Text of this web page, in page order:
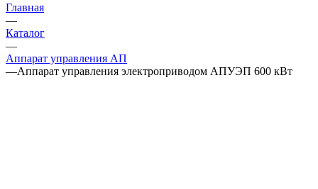
Главная
—
Каталог
—
Аппарат управления АП
—Аппарат управления электроприводом АПУЭП 600 кВт